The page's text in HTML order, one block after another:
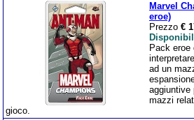
Marvel
eroe)
Prezzo €
Pack eroe
ad un
aggiuntive
mazzi
gioco.